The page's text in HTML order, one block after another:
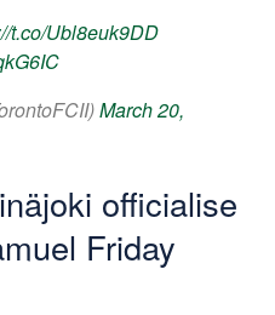
t.co/Ubl8euk9DD
March 20,
officialise
Friday